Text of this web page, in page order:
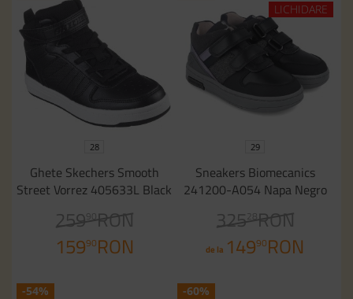
28
Ghete Skechers Smooth
Street Vorrez 405633L Black
259 90RON
15990RON
LICHIDARE
29
Sneakers Biomecanics
241200-A054 Napa Negro
32528RON
de la 14990RON
-54%
-60%